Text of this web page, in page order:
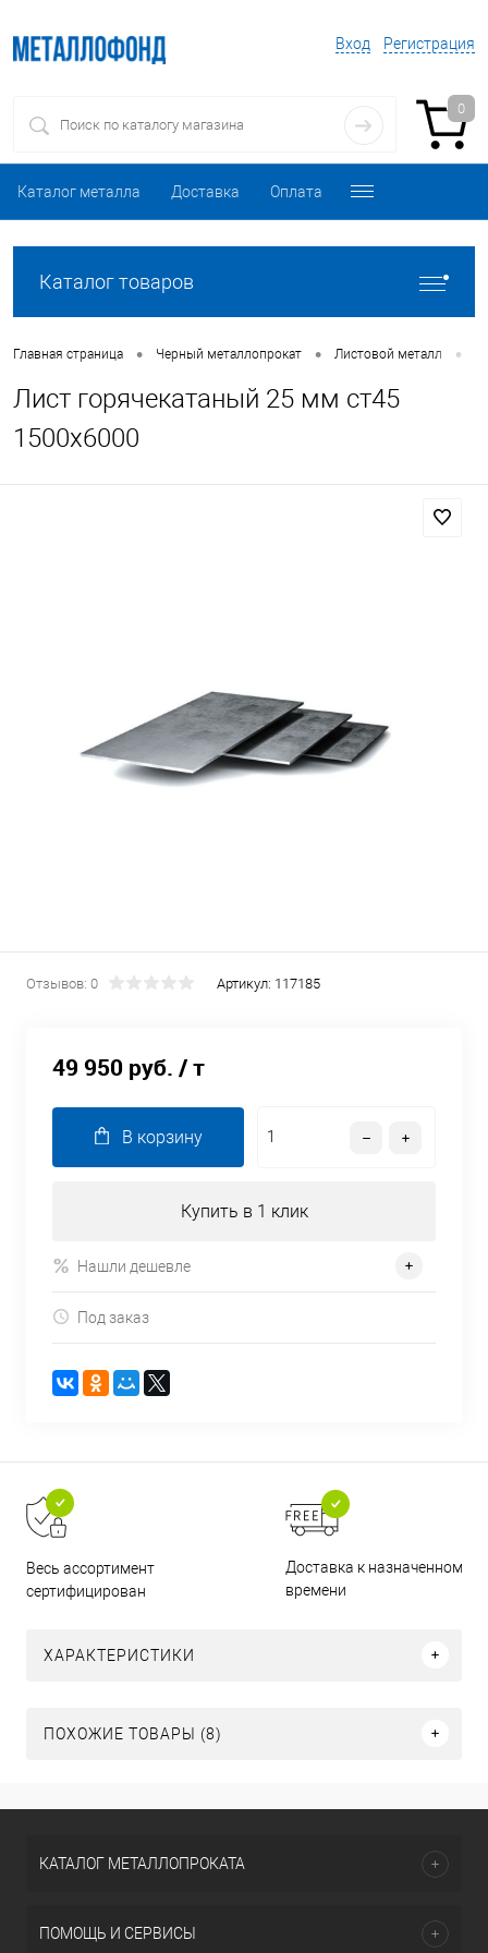
Вход Регистрация
0
Каталог металла Доставка Оплата
Каталог товаров
Главная страница • Черный металлопрокат • Листовой металл •
Лист горячекатаный 25 мм ст45
1500х6000
Отзывов: 0 Артикул: 117185
49 950 руб. / т
В корзину
Купить в 1 клик
Нашли дешевле
Под заказ
Весь ассортимент
сертифицирован
Доставка к назначенному
времени
ХАРАКТЕРИСТИКИ
ПОХОЖИЕ ТОВАРЫ (8)
КАТАЛОГ МЕТАЛЛОПРОКАТА
ПОМОЩЬ И СЕРВИСЫ